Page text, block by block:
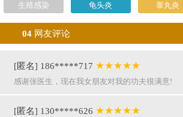
生殖感染 龟头炎 睾丸炎
04 网友评论
[匿名] 186*****717 ★★★★★
感谢张医生，现在我女朋友对我的功夫很满意!
[匿名] 130*****626 ★★★★★